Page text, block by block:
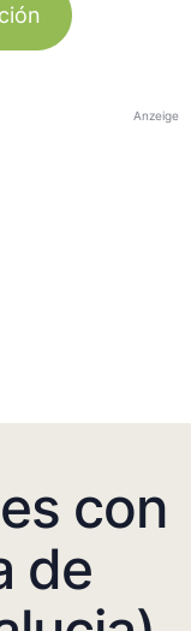
Anzeige
con
de